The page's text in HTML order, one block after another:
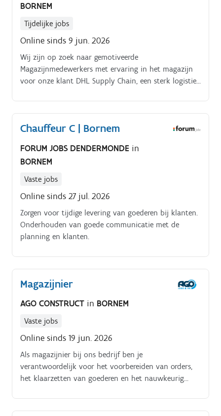
BORNEM
Tijdelijke jobs
Online sinds 9 jun. 2026
Wij zijn op zoek naar gemotiveerde
Magazijnmedewerkers met ervaring in het magazijn
voor onze klant DHL Supply Chain, een sterk logistiek
oog voor detail en hou je ervan om alles tot in de
puntjes correct af te handelen in een gestructureerde
Chauffeur C | Bornem
FORUM JOBS DENDERMONDE in
BORNEM
Vaste jobs
Online sinds 27 jul. 2026
Zorgen voor tijdige levering van goederen bij klanten.
Onderhouden van goede communicatie met de
planning en klanten.
Magazijnier
AGO CONSTRUCT in BORNEM
Vaste jobs
Online sinds 19 jun. 2026
Als magazijnier bij ons bedrijf ben je
verantwoordelijk voor het voorbereiden van orders,
het klaarzetten van goederen en het nauwkeurig
die proactief meedenkt over logistieke verbeteringen.